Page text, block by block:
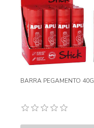
BARRA PEGAMENTO 40G